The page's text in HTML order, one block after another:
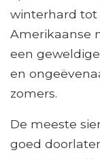
winterhard tot
Amerikaanse
een
en
zomers.
De meeste
goed